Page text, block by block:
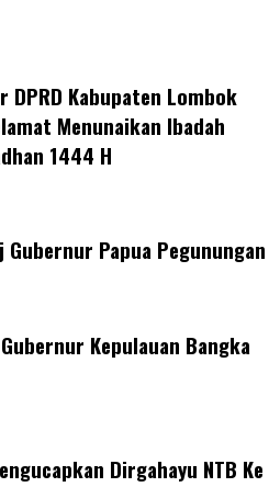
DPRD Kabupaten Lombok
Menunaikan Ibadah
1444 H
Papua Pegunungan
Kepulauan Bangka
Dirgahayu NTB Ke